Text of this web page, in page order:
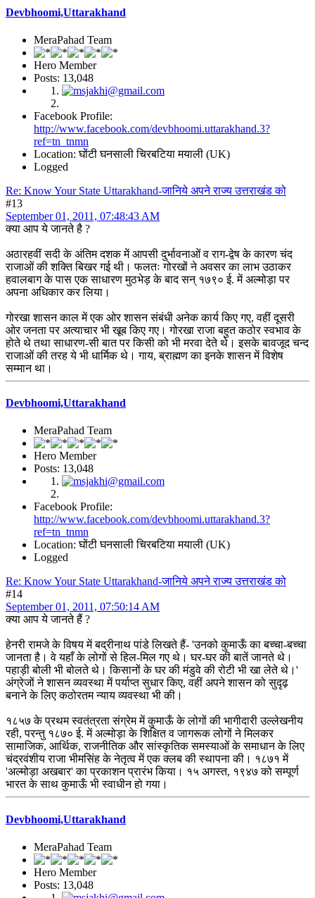
Devbhoomi,Uttarakhand
MeraPahad Team
Hero Member
Posts: 13,048
Facebook Profile:
http://www.facebook.com/devbhoomi.uttarakhand.3?
ref=tn_tnmn
Location: घोंटी घनसाली चिरबटिया मयाली (UK)
Logged
Re: Know Your State Uttarakhand-जानिये अपने राज्य उत्तराखंड को
#13
September 01, 2011, 07:48:43 AM
क्या आप ये जानते है ?
अठारहवीं सदी के अंतिम दशक में आपसी दुर्भावनाओं व राग-द्वेष के कारण चंद
राजाओं की शक्ति बिखर गई थी। फलतः गोरखों ने अवसर का लाभ उठाकर
हवालबाग के पास एक साधारण मुठभेड़ के बाद सन्‌ १७९० ई. में अल्मोड़ा पर
अपना अधिकार कर लिया।
गोरखा शासन काल में एक ओर शासन संबंधी अनेक कार्य किए गए, वहीं दूसरी
ओर जनता पर अत्याचार भी खूब किए गए। गोरखा राजा बहुत कठोर स्वभाव के
होते थे तथा साधारण-सी बात पर किसी को भी मरवा देते थे। इसके बावजूद चन्द
राजाओं की तरह ये भी धार्मिक थे। गाय, ब्राह्मण का इनके शासन में विशेष
सम्मान था।
Devbhoomi,Uttarakhand
MeraPahad Team
Hero Member
Posts: 13,048
Facebook Profile:
http://www.facebook.com/devbhoomi.uttarakhand.3?
ref=tn_tnmn
Location: घोंटी घनसाली चिरबटिया मयाली (UK)
Logged
Re: Know Your State Uttarakhand-जानिये अपने राज्य उत्तराखंड को
#14
September 01, 2011, 07:50:14 AM
क्या आप ये जानते हैं ?
हेनरी रामजे के विषय में बद्रीनाथ पांडे लिखते हैं- 'उनको कुमाऊँ का बच्चा-बच्चा
जानता है। वे यहाँ के लोगों से हिल-मिल गए थे। घर-घर की बातें जानते थे।
पहाड़ी बोली भी बोलते थे। किसानों के घर की मंडुवे की रोटी भी खा लेते थे।'
अंग्रेजों ने शासन व्यवस्था में पर्याप्त सुधार किए, वहीं अपने शासन को सुदृढ़
बनाने के लिए कठोरतम न्याय व्यवस्था भी की।
१८५७ के प्रथम स्वतंत्रता संग्रेम में कुमाऊँ के लोगों की भागीदारी उल्लेखनीय
रही, परन्तु १८७० ई. में अल्मोड़ा के शिक्षित व जागरूक लोगों ने मिलकर
सामाजिक, आर्थिक, राजनीतिक और सांस्कृतिक समस्याओं के समाधान के लिए
चंद्रवंशीय राजा भीमसिंह के नेतृत्व में एक क्लब की स्थापना की। १८७१ में
'अल्मोड़ा अखबार' का प्रकाशन प्रारंभ किया। १५ अगस्त, १९४७ को सम्पूर्ण
भारत के साथ कुमाऊँ भी स्वाधीन हो गया।
Devbhoomi,Uttarakhand
MeraPahad Team
Hero Member
Posts: 13,048